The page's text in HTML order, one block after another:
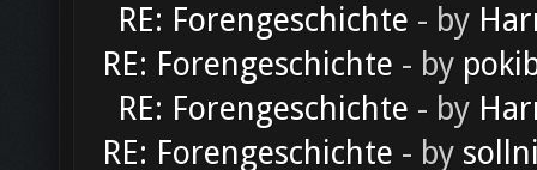
RE: Forengeschichte - by
RE: Forengeschichte - by
RE: Forengeschichte - by
RE: Forengeschichte - by